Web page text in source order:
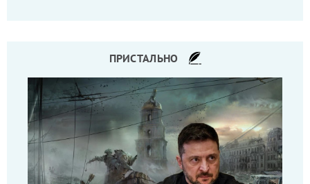
ПРИСТАЛЬНО